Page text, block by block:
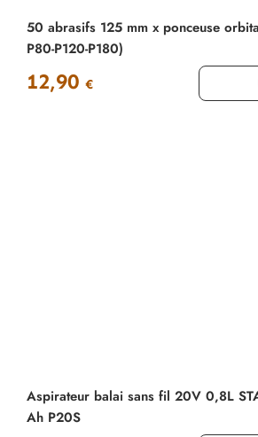
50 abrasifs 125 mm x ponceuse
P80-P120-P180)
12,90 €
Aspirateur balai sans fil 20V 0,8L
Ah P20S